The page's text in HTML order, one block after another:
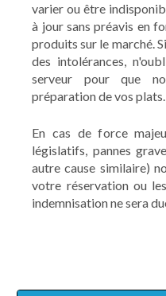
varier ou être
à jour sans préavis en
produits sur le marché.
des intolérances,
serveur pour que
préparation de vos plats.
En cas de force
législatifs, pannes
autre cause similaire)
votre réservation ou
indemnisation ne sera